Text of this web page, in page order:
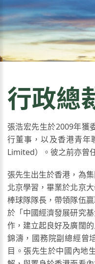
行政總
張浩宏先生於2009年獲
行董事，以及香港青
Limited）。彼之前亦曾
張先生出生於香港，為
北京學習，畢業於北京
棒球隊隊長，帶領隊伍
於「中國經濟發展研究
作，建立起良好及廣闊
錦濤，國務院副總經曾
目。張先生於中國內地